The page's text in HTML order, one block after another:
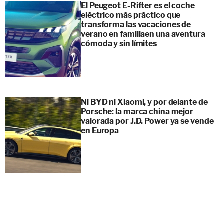
El Peugeot E-Rifter es el coche
eléctrico más práctico que
transforma las vacaciones de
verano en familiaen una aventura
cómoda y sin límites
Ni BYD ni Xiaomi, y por delante de
Porsche: la marca china mejor
valorada por J.D. Power ya se vende
en Europa